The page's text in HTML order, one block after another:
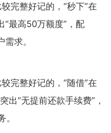
完整好记的，“秒下”在
“最高50万额度”，配
求。
完整好记的，“随借”在
出“无提前还款手续费”，